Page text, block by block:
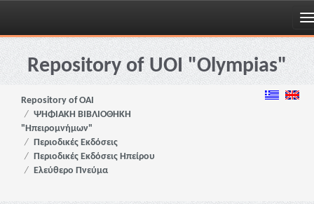
Skip
navigationRepository of UOI "Olympias"
Repository of OAI
ΨΗΦΙΑΚΗ ΒΙΒΛΙΟΘΗΚΗ
"Ηπειρομνήμων"
Περιοδικές Εκδόσεις
Περιοδικές Εκδόσεις Ηπείρου
Ελεύθερο Πνεύμα